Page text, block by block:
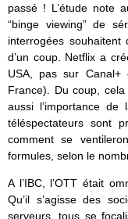
passé ! L’étude note
“binge viewing” de
interrogées souhaitent
d’un coup. Netflix a
USA, pas sur Canal+
France). Du coup,
aussi l’importance
téléspectateurs sont
comment se
formules, selon le
A l’IBC, l’OTT était
Qu’il s’agisse des
serveurs, tous se